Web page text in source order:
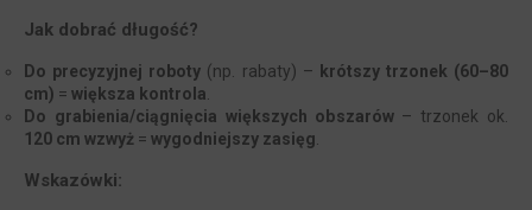
Jak dobrać długość?
Do precyzyjnej roboty (np. rabaty) – krótszy trzonek (60–80
cm) = większa kontrola
Do grabienia/ciągnięcia większych obszarów– trzonek ok.
120 cm wzwyż = wygodniejszy zasięg
Wskazówki: